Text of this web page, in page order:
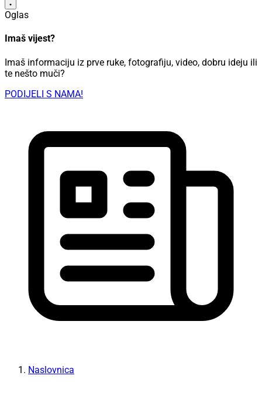
Oglas
Imaš vijest?
Imaš informaciju iz prve ruke, fotografiju, video, dobru ideju ili
te nešto muči?
PODIJELI S NAMA!
Naslovnica